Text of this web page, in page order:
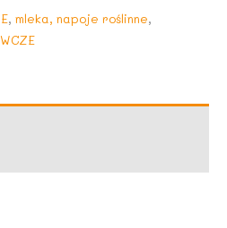
, mleka, napoje roślinne,